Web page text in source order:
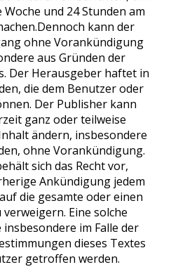
und 24 Stunden am
kann der
ohne Vorankündigung
aus Gründen der
Der Herausgeber haftet in
die dem Benutzer oder
Der Publisher kann
ganz oder teilweise
ändern, insbesondere
ohne Vorankündigung.
sich das Recht vor,
Ankündigung jedem
die gesamte oder einen
Eine solche
im Falle der
dieses Textes
getroffen werden.